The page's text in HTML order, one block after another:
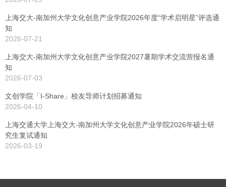
上海交大-南加州大学文化创意产业学院2026年度“学术启明星”评选通
知
2026-07-21
上海交大-南加州大学文化创意产业学院2027暑期学术交流营报名通
知
2026-07-03
文创学院「I-Share」校友导师计划招募通知
2026-04-10
上海交通大学上海交大-南加州大学文化创意产业学院2026年硕士研
究生复试通知
2026-03-19